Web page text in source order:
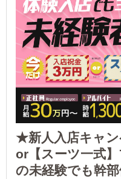
★新人入店キャン
or【スーツ一式
の未経験でも幹